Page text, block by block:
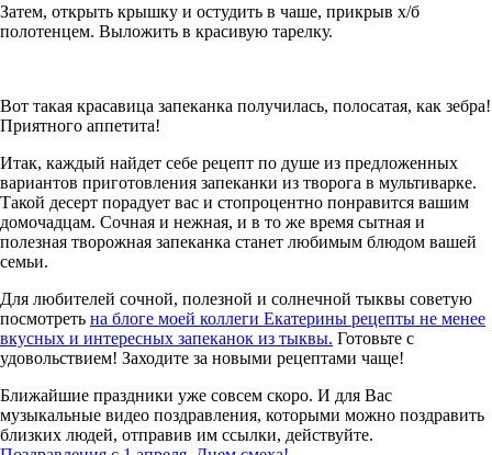
Затем, открыть крышку и остудить в чаше, прикрыв х/б
полотенцем. Выложить в красивую тарелку.
Вот такая красавица запеканка получилась, полосатая, как зебра!
Приятного аппетита!
Итак, каждый найдет себе рецепт по душе из предложенных
вариантов приготовления запеканки из творога в мультиварке.
Такой десерт порадует вас и стопроцентно понравится вашим
домочадцам. Сочная и нежная, и в то же время сытная и
полезная творожная запеканка станет любимым блюдом вашей
семьи.
Для любителей сочной, полезной и солнечной тыквы советую
посмотреть на блоге моей коллеги Екатерины рецепты не менее
вкусных и интересных запеканок из тыквы. Готовьте с
удовольствием! Заходите за новыми рецептами чаще!
Ближайшие праздники уже совсем скоро. И для Вас
музыкальные видео поздравления, которыми можно поздравить
близких людей, отправив им ссылки, действуйте.